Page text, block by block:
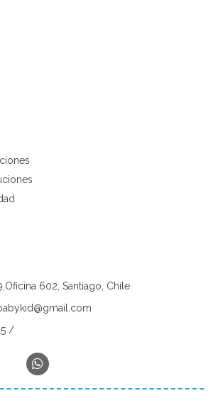
602, Santiago, Chile
/